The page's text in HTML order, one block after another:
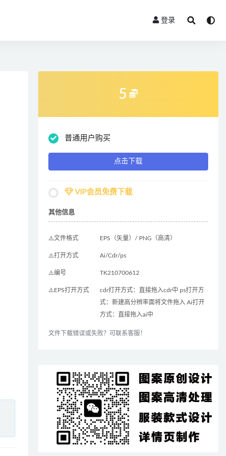
登录
5
普通用户购买
点击下载
VIP会员免费下载
其他信息
⚠️文件格式 EPS（矢量）/ PNG（高清）
⚠️打开方式 Ai/Cdr/ps
⚠️编号 TK210700612
⚠️EPS打开方式
cdr打开方式：直接拖入cdr中 ps打开方
式：新建高分辨率面将文件拖入 Ai打开
方式：直接拖入ai中
文件下载错误或失败？可联系客服！